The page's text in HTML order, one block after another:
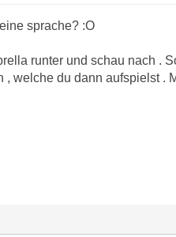
sprache? :O
runter und schau nach .
welche du dann aufspielst .